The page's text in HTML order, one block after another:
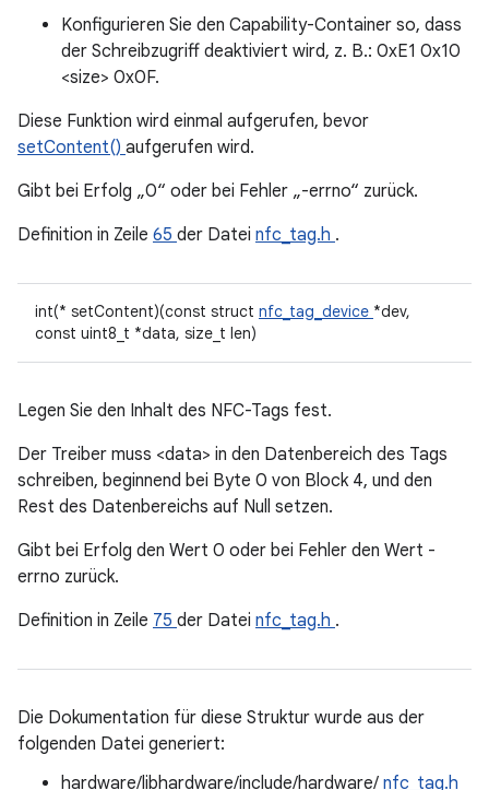
Konfigurieren Sie den Capability-Container so, dass
der Schreibzugriff deaktiviert wird, z. B.: 0xE1 0x10
<size> 0x0F.
Diese Funktion wird einmal aufgerufen, bevor
setContent() aufgerufen wird.
Gibt bei Erfolg „0“ oder bei Fehler „-errno“ zurück.
Definition in Zeile 65 der Datei nfc_tag.h .
int(* setContent)(const struct nfc_tag_device *dev,
const uint8_t *data, size_t len)
Legen Sie den Inhalt des NFC-Tags fest.
Der Treiber muss <data> in den Datenbereich des Tags
schreiben, beginnend bei Byte 0 von Block 4, und den
Rest des Datenbereichs auf Null setzen.
Gibt bei Erfolg den Wert 0 oder bei Fehler den Wert -
errno zurück.
Definition in Zeile 75 der Datei nfc_tag.h .
Die Dokumentation für diese Struktur wurde aus der
folgenden Datei generiert:
hardware/libhardware/include/hardware/ nfc_tag.h